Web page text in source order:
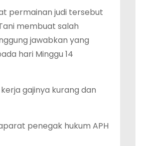
permainan judi tersebut
membuat salah
jawabkan yang
hari Minggu 14
gajinya kurang dan
penegak hukum APH